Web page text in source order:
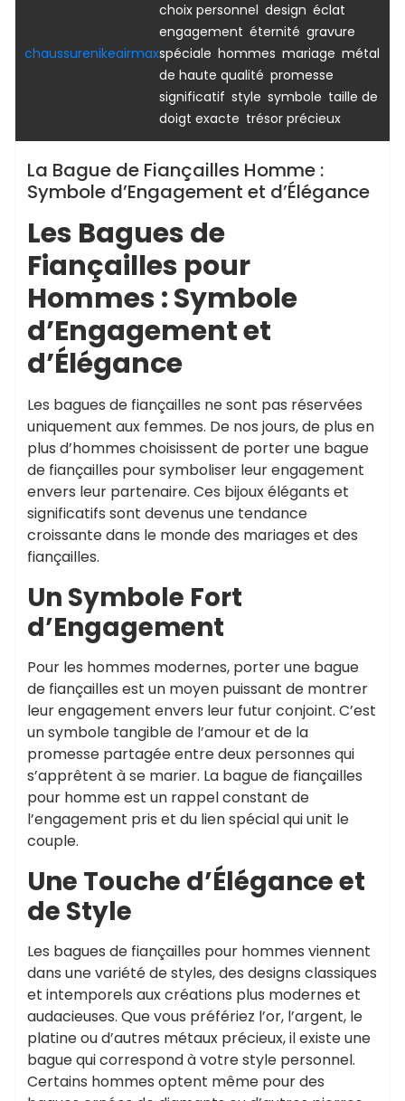
chaussurenikeairmax
choix personnel design éclat
engagement éternité gravure
spéciale hommes mariage métal
de haute qualité promesse
significatif style symbole taille de
doigt exacte trésor précieux
La Bague de Fiançailles Homme :
Symbole d’Engagement et d’Élégance
Les Bagues de
Fiançailles pour
Hommes : Symbole
d’Engagement et
d’Élégance
Les bagues de fiançailles ne sont pas réservées
uniquement aux femmes. De nos jours, de plus en
plus d’hommes choisissent de porter une bague
de fiançailles pour symboliser leur engagement
envers leur partenaire. Ces bijoux élégants et
significatifs sont devenus une tendance
croissante dans le monde des mariages et des
fiançailles.
Un Symbole Fort
d’Engagement
Pour les hommes modernes, porter une bague
de fiançailles est un moyen puissant de montrer
leur engagement envers leur futur conjoint. C’est
un symbole tangible de l’amour et de la
promesse partagée entre deux personnes qui
s’apprêtent à se marier. La bague de fiançailles
pour homme est un rappel constant de
l’engagement pris et du lien spécial qui unit le
couple.
Une Touche d’Élégance et
de Style
Les bagues de fiançailles pour hommes viennent
dans une variété de styles, des designs classiques
et intemporels aux créations plus modernes et
audacieuses. Que vous préfériez l’or, l’argent, le
platine ou d’autres métaux précieux, il existe une
bague qui correspond à votre style personnel.
Certains hommes optent même pour des